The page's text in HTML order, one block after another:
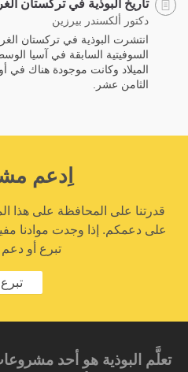
تاريخ البوذية في تركستان
دكتور ألكسندر بيرزين
انتشرت البوذية في تركستان
السوفيتية السابقة في آسيا
الميلاد وكانت موجودة هناك
الثامن عشر.
اِدعم
قدرتنا على المحافظة على هذا
على دعمكم. إذا وجدت موادنا
تبرع أو
تبرع
تعلَّم البوذية هو أحد